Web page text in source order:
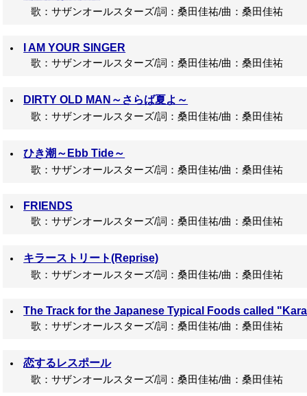
歌：サザンオールスターズ/詞：桑田佳祐/曲：桑田佳祐
I AM YOUR SINGER
歌：サザンオールスターズ/詞：桑田佳祐/曲：桑田佳祐
DIRTY OLD MAN～さらば夏よ～
歌：サザンオールスターズ/詞：桑田佳祐/曲：桑田佳祐
ひき潮～Ebb Tide～
歌：サザンオールスターズ/詞：桑田佳祐/曲：桑田佳祐
FRIENDS
歌：サザンオールスターズ/詞：桑田佳祐/曲：桑田佳祐
キラーストリート(Reprise)
歌：サザンオールスターズ/詞：桑田佳祐/曲：桑田佳祐
The Track for the Japanese Typical Foods called
歌：サザンオールスターズ/詞：桑田佳祐/曲：桑田佳祐
恋するレスポール
歌：サザンオールスターズ/詞：桑田佳祐/曲：桑田佳祐